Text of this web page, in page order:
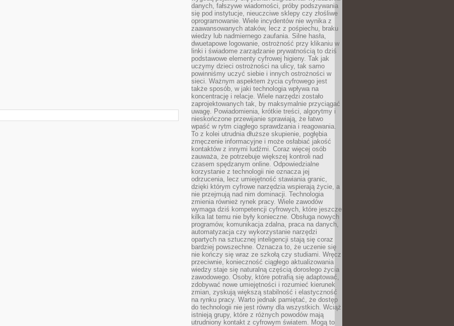
danych, fałszywe wiadomości, próby podszywania
się pod instytucje, nieuczciwe sklepy czy złośliwe
oprogramowanie. Wiele incydentów nie wynika z
zaawansowanych ataków, lecz z pośpiechu, braku
wiedzy lub nadmiernego zaufania. Silne hasła,
dwuetapowe logowanie, ostrożność przy klikaniu w
linki i świadome zarządzanie prywatnością to dziś
podstawowe elementy cyfrowej higieny. Tak jak
uczymy dzieci ostrożności na ulicy, tak samo
powinniśmy uczyć siebie i innych ostrożności w
sieci. Ważnym aspektem życia cyfrowego jest
także sposób, w jaki technologia wpływa na
koncentrację i relacje. Wiele narzędzi zostało
zaprojektowanych tak, by maksymalnie przyciągać
uwagę. Powiadomienia, krótkie treści, algorytmy i
nieskończone przewijanie sprawiają, że łatwo
wpaść w rytm ciągłego sprawdzania i reagowania.
To z kolei utrudnia dłuższe skupienie, pogłębia
zmęczenie informacyjne i może osłabiać jakość
kontaktów z innymi ludźmi. Coraz więcej osób
zauważa, że potrzebuje większej kontroli nad
czasem spędzanym online. Odpowiedzialne
korzystanie z technologii nie oznacza jej
odrzucenia, lecz umiejętność stawiania granic,
dzięki którym cyfrowe narzędzia wspierają życie, a
nie przejmują nad nim dominacji. Technologia
zmienia również rynek pracy. Wiele zawodów
wymaga dziś kompetencji cyfrowych, które jeszcze
kilka lat temu nie były konieczne. Obsługa nowych
programów, komunikacja zdalna, praca na danych,
automatyzacja czy wykorzystanie narzędzi
opartych na sztucznej inteligencji stają się coraz
bardziej powszechne. Oznacza to, że uczenie się
nie kończy się wraz ze szkołą czy studiami. Wręcz
przeciwnie, konieczność ciągłego aktualizowania
wiedzy staje się naturalną częścią dorosłego życia
zawodowego. Osoby, które potrafią się adaptować,
zdobywać nowe umiejętności i rozumieć kierunek
zmian, zyskują większą stabilność i elastyczność
na rynku pracy. Warto jednak pamiętać, że dostęp
do technologii nie jest równy dla wszystkich. Wciąż
istnieją grupy, które z różnych powodów mają
utrudniony kontakt z cyfrowym światem. Mogą to